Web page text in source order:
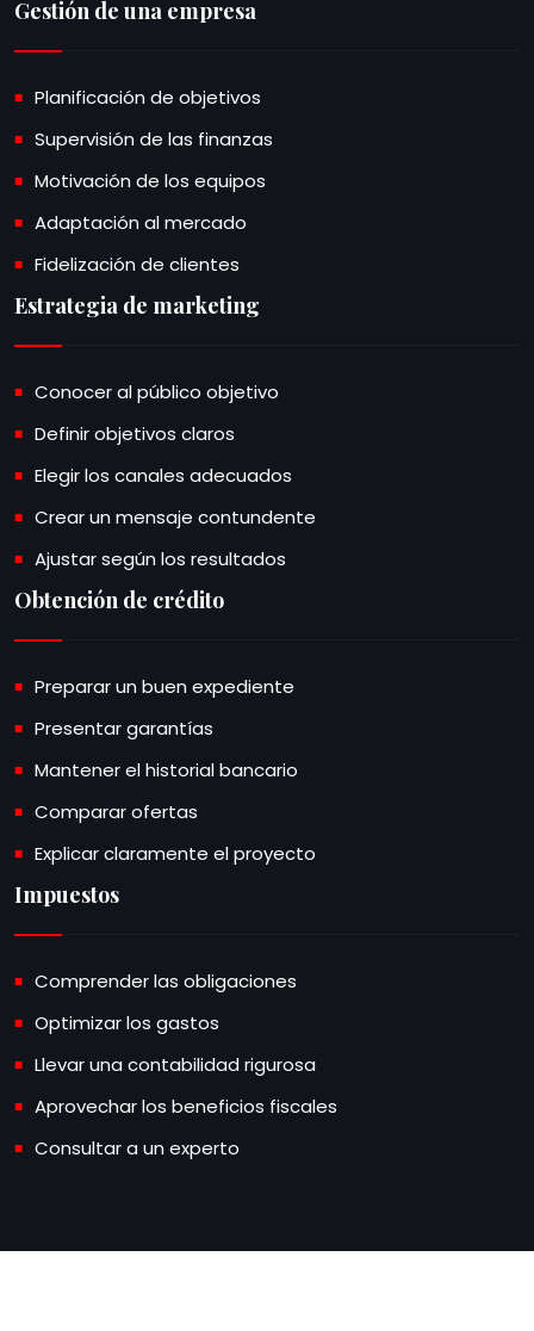
Gestión de una empresa
Planificación de objetivos
Supervisión de las finanzas
Motivación de los equipos
Adaptación al mercado
Fidelización de clientes
Estrategia de marketing
Conocer al público objetivo
Definir objetivos claros
Elegir los canales adecuados
Crear un mensaje contundente
Ajustar según los resultados
Obtención de crédito
Preparar un buen expediente
Presentar garantías
Mantener el historial bancario
Comparar ofertas
Explicar claramente el proyecto
Impuestos
Comprender las obligaciones
Optimizar los gastos
Llevar una contabilidad rigurosa
Aprovechar los beneficios fiscales
Consultar a un experto